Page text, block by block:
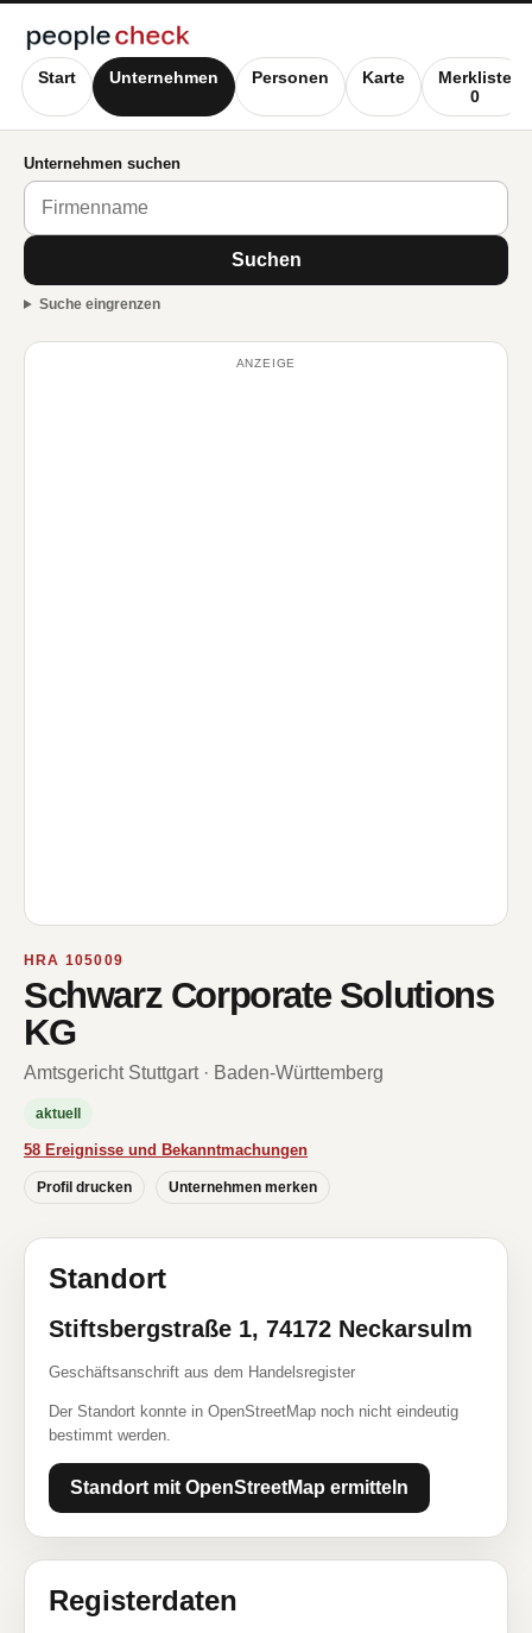
Start Unternehmen Personen Karte
Merkliste
0
Unternehmen suchen
Suchen
Suche eingrenzen
ANZEIGE
HRA 105009
Schwarz Corporate Solutions
KG
Amtsgericht Stuttgart · Baden-Württemberg
aktuell
58 Ereignisse und Bekanntmachungen
Profil drucken Unternehmen merken
Standort
Stiftsbergstraße 1, 74172 Neckarsulm
Geschäftsanschrift aus dem Handelsregister
Der Standort konnte in OpenStreetMap noch nicht eindeutig
bestimmt werden.
Standort mit OpenStreetMap ermitteln
Registerdaten